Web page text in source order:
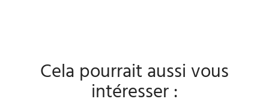
Cela pourrait aussi vous
intéresser :